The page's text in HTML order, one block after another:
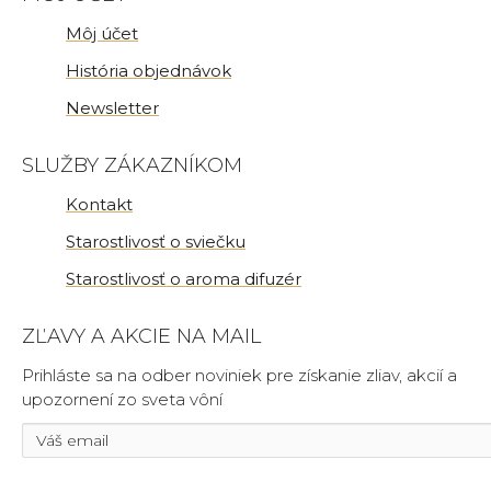
Môj účet
História objednávok
Newsletter
SLUŽBY ZÁKAZNÍKOM
Kontakt
Starostlivosť o sviečku
Starostlivosť o aroma difuzér
ZĽAVY A AKCIE NA MAIL
Prihláste sa na odber noviniek pre získanie zliav, akcií a
upozornení zo sveta vôní